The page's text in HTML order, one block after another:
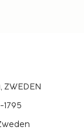
ZWEDEN